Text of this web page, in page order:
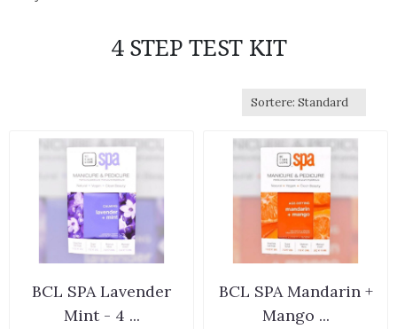
4 STEP TEST KIT
BCL SPA Lavender
Mint - 4 ...
BCL SPA Mandarin +
Mango ...